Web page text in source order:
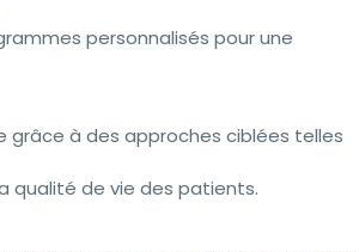
personnalisés pour une
à des approches ciblées telles
qualité de vie des patients.